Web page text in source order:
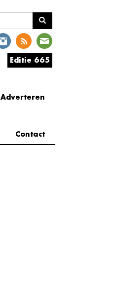
Editie 665
Adverteren
Contact